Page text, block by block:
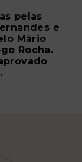
pelas
e
Mário
Rocha.